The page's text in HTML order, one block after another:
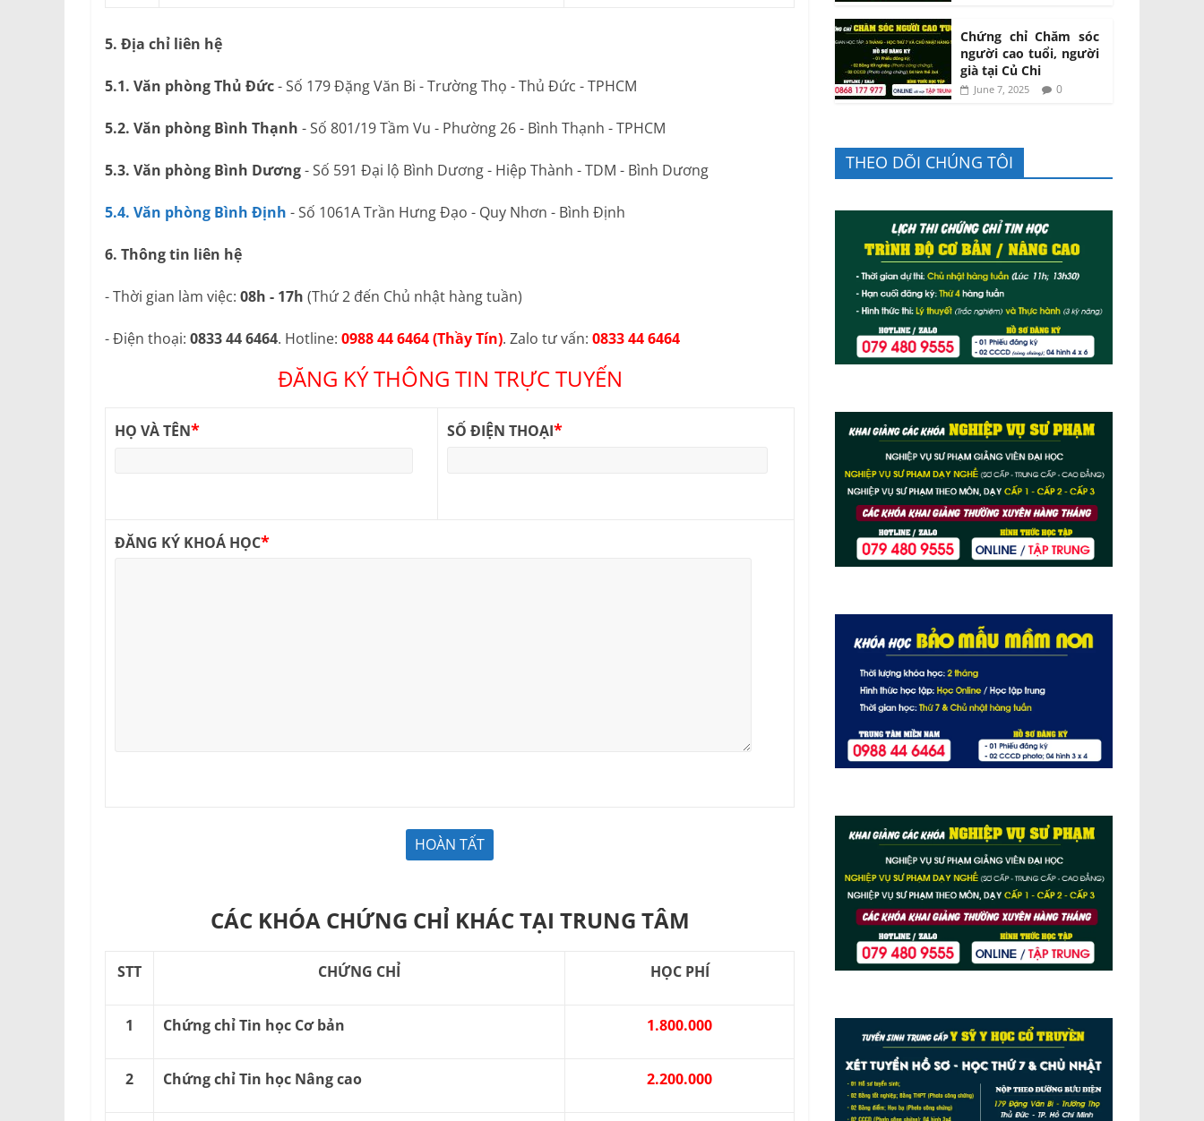
5. Địa chỉ liên hệ
5.1. Văn phòng Thủ Đức- Số 179 Đặng Văn Bi - Trường Thọ - Thủ Đức - TPHCM
5.2. Văn phòng Bình Thạnh - Số 801/19 Tầm Vu - Phường 26 - Bình Thạnh - TPHCM
5.3. Văn phòng Bình Dương- Số 591 Đại lộ Bình Dương - Hiệp Thành - TDM - Bình Dương
5.4. Văn phòng Bình Định - Số 1061A Trần Hưng Đạo - Quy Nhơn - Bình Định
6. Thông tin liên hệ
- Thời gian làm việc: 08h - 17h (Thứ 2 đến Chủ nhật hàng tuần)
- Điện thoại: 0833 44 6464. Hotline: 0988 44 6464 (Thầy Tín). Zalo tư vấn: 0833 44 6464
ĐĂNG KÝ THÔNG TIN TRỰC TUYẾN
HỌ VÀ TÊN* SỐ ĐIỆN THOẠI*
ĐĂNG KÝ KHOÁ HỌC*
CÁC KHÓA CHỨNG CHỈ KHÁC TẠI TRUNG TÂM
STT CHỨNG CHỈ HỌC PHÍ
1 Chứng chỉ Tin học Cơ bản 1.800.000
2 Chứng chỉ Tin học Nâng cao 2.200.000
Chứng chỉ Chăm sóc
người cao tuổi, người
già tại Củ Chi
June 7, 2025 0
THEO DÕI CHÚNG TÔI